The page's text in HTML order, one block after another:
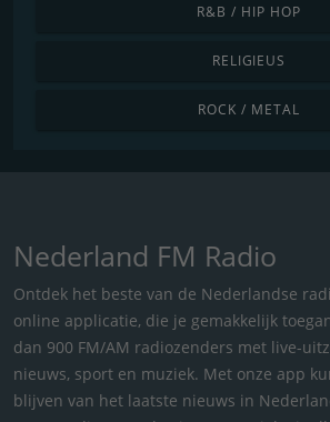
R&B / HIP HOP
RELIGIEUS
ROCK / METAL
Nederland FM Radio
Ontdek het beste van de Nederlandse
online applicatie, die je gemakkelijk
dan 900 FM/AM radiozenders met live-
nieuws, sport en muziek. Met onze app
blijven van het laatste nieuws in